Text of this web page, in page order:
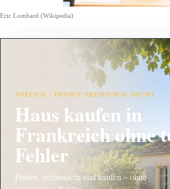
Eric Lombard (Wikipedia)
ANZEIGE · FRANCE PREMIUM ACADEMY
Haus kaufen in
Frankreich ohne
Fehler
Prüfen, verhandeln und kaufen – ohne